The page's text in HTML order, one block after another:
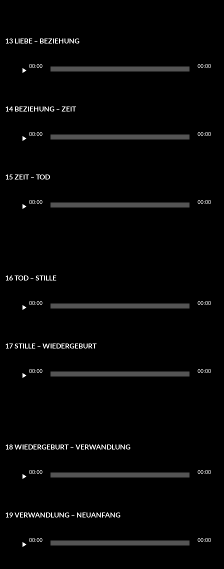
13 LIEBE – BEZIEHUNG
Player
00:00 00:00
14 BEZIEHUNG – ZEIT
Player
00:00 00:00
15 ZEIT – TOD
Player
00:00 00:00
16 TOD – STILLE
Player
00:00 00:00
17 STILLE – WIEDERGEBURT
Player
00:00 00:00
18 WIEDERGEBURT – VERWANDLUNG
Player
00:00 00:00
19 VERWANDLUNG – NEUANFANG
Player
00:00 00:00